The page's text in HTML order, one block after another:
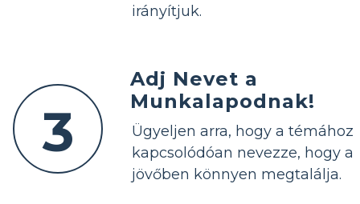
irányítjuk.
3
Adj Nevet a
Munkalapodnak!
Ügyeljen arra, hogy a témához
kapcsolódóan nevezze, hogy a
jövőben könnyen megtalálja.